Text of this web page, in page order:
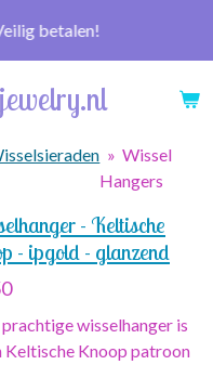
betalen!
» Wissel
Hangers
- Keltische
- ipgold - glanzend
wisselhanger is
Keltische Knoop patroon